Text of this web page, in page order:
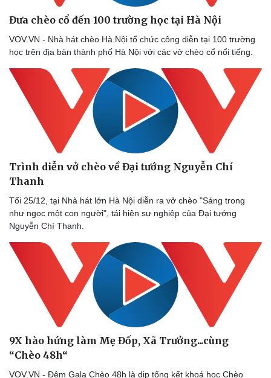
Doanh nghiệp
Thông tin doanh nghiệp
Doanh nghiệp 24h
Doanh nhân
Vì cộng đồng
Công nghệ
Sành điệu
Tin Công nghệ
Trải nghiệm
Chuyển đổi số
Đưa chèo cổ đến 100 trường học tại Hà Nội
VOV.VN - Nhà hát chèo Hà Nội tổ chức công diễn tại 100 trường
học trên địa bàn thành phố Hà Nội với các vở chèo cổ nổi tiếng.
Trình diễn vở chèo về Đại tướng Nguyễn Chí
Thanh
Tối 25/12, tại Nhà hát lớn Hà Nội diễn ra vở chèo "Sáng trong
như ngọc một con người", tái hiện sự nghiệp của Đại tướng
Nguyễn Chí Thanh.
9X hào hứng làm Mẹ Đốp, Xã Trưởng...cùng
“Chèo 48h“
VOV.VN - Đêm Gala Chèo 48h là dịp tổng kết khoá học Chèo